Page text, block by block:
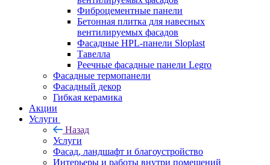
Фиброцементные панели
Бетонная плитка для навесных
вентилируемых фасадов
Фасадные HPL-панели Sloplast
Тавелла
Реечные фасадные панели Legro
Фасадные термопанели
Фасадный декор
Гибкая керамика
Акции
Услуги
Назад
Услуги
Фасад, ландшафт и благоустройство
Интерьеры и работы внутри помещений